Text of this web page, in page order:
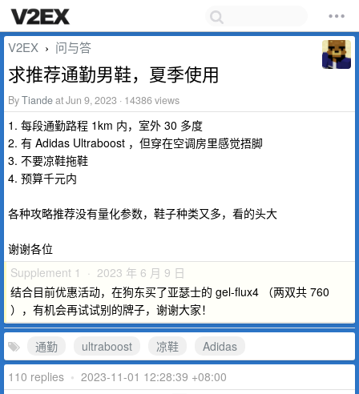
V2EX › 问与答
求推荐通勤男鞋，夏季使用
ByTiandeat Jun 9, 2023 · 14386 views
1. 每段通勤路程 1km 内，室外 30 多度
2. 有 Adidas Ultraboost ，但穿在空调房里感觉捂脚
3. 不要凉鞋拖鞋
4. 预算千元内
各种攻略推荐没有量化参数，鞋子种类又多，看的头大
谢谢各位
Supplement 1 · 2023 年 6 月 9 日
结合目前优惠活动，在狗东买了亚瑟士的 gel-flux4 （两双共 760
），有机会再试试别的牌子，谢谢大家！
通勤 ultraboost 凉鞋
Adidas
110 replies • 2023-11-01 12:28:39 +08:00